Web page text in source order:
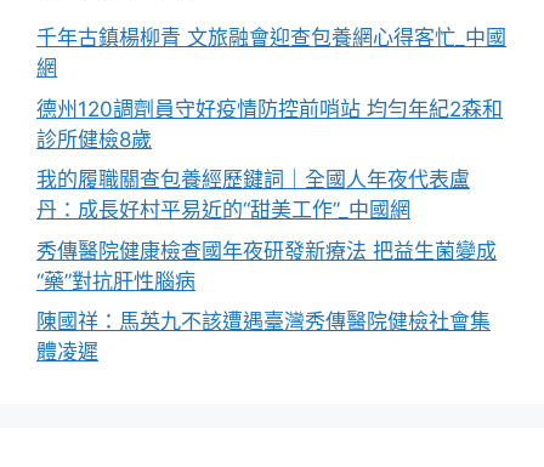
千年古鎮楊柳青 文旅融會迎查包養網心得客忙_中國
網
德州120調劑員守好疫情防控前哨站 均勻年紀2森和
診所健檢8歲
我的履職關查包養經歷鍵詞｜全國人年夜代表盧
丹：成長好村平易近的“甜美工作”_中國網
秀傳醫院健康檢查國年夜研發新療法 把益生菌變成
“藥”對抗肝性腦病
陳國祥：馬英九不該遭遇臺灣秀傳醫院健檢社會集
體凌遲